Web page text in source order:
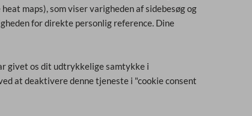
maps), som viser varigheden af sidebesøg og
for direkte personlig reference. Dine
givet os dit udtrykkelige samtykke i
at deaktivere denne tjeneste i "cookie consent